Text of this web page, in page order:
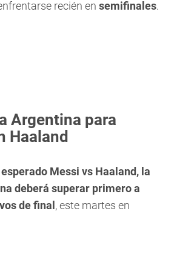
recién en semifinales.
Argentina para
Haaland
Messi vs Haaland, la
deberá superar primero a
de final , este martes en